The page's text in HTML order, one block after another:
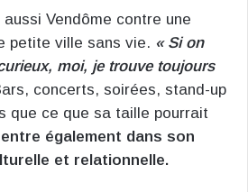
Vendôme contre une
petite ville sans vie. « Si on
moi, je trouve toujours
concerts, soirées, stand-up
que ce que sa taille pourrait
également dans son
et relationnelle.